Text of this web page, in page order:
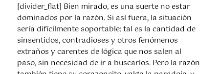
[divider_flat] Bien mirado, es una suerte no estar
dominados por la razón. Si así fuera, la situación
sería difícilmente soportable: tal es la cantidad de
sinsentidos, contradioses y otros fenómenos
extraños y carentes de lógica que nos salen al
paso, sin necesidad de ir a buscarlos. Pero la razón